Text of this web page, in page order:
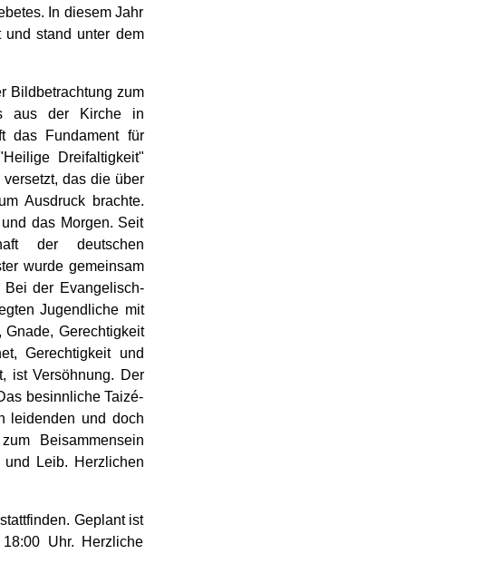
In diesem Jahr
und stand unter dem
Bildbetrachtung zum
aus der Kirche in
das Fundament für
Dreifaltigkeit"
das die über
Ausdruck brachte.
das Morgen. Seit
der deutschen
wurde gemeinsam
Bei der Evangelisch-
Jugendliche mit
Gerechtigkeit
Gerechtigkeit und
ist Versöhnung. Der
besinnliche Taizé-
leidenden und doch
Beisammensein
Leib. Herzlichen
Geplant ist
Uhr. Herzliche